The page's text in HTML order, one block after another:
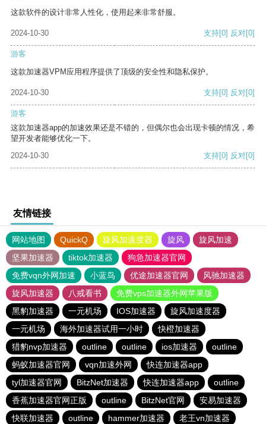
这款软件的设计非常人性化，使用起来非常舒服。
2024-10-30 支持[0] 反对[0]
游客
这款加速器VPM应用程序提供了顶级的安全性和隐私保护。
2024-10-30 支持[0] 反对[0]
游客
这款加速器app的加速效果还是不错的，但偶尔也会出现卡顿的情况，希
望开发者能够优化一下。
2024-10-30
支持[0] 反对[0]
友情链接
网站地图 QuickQ 旋风加速度器 旋风
旋风加速
坚果加速器
tiktok加速器
狗急加速器官网
免费vqn外网加速
小蓝鸟 优途加速器官网
风驰加速器
旋风加速器
八戒看书
免费vps加速器外网苹果版
黑豹加速器
一元机场 IOS加速器
旋风加速度器
一元机场
海外加速器试用一小时
快橙加速器
猎豹nvp加速器
outline outline ios加速器
outline
蚂蚁加速器官网
vqn加速外网
快连加速器app
tyl加速器官网
BitzNet加速器 快连加速器app
outline
香蕉加速器官网正版
outline BitzNet官网
安易加速器
快联加速器
outline hammer加速器 老王vn加速器